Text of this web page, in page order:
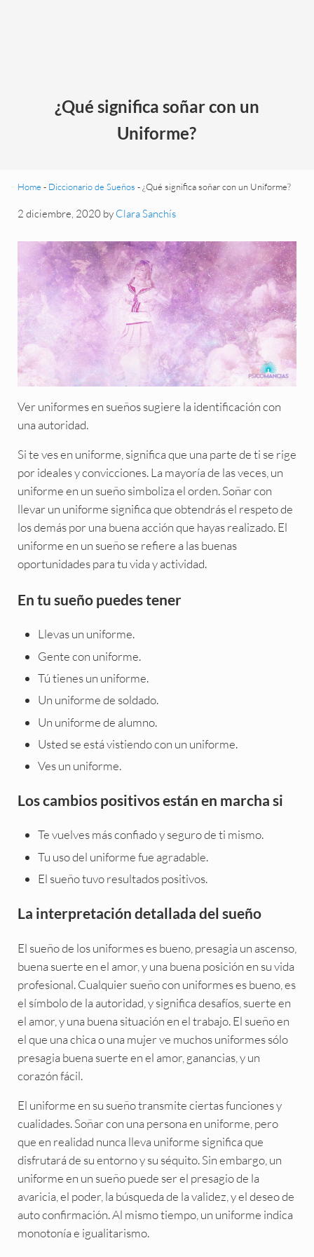
¿Qué significa soñar con un
Uniforme?
Home - Diccionario de Sueños -¿Qué significa soñar con un Uniforme?
2 diciembre, 2020 by Clara Sanchís
Ver uniformes en sueños sugiere la identificación con
una autoridad.
Si te ves en uniforme, significa que una parte de ti se rige
por ideales y convicciones. La mayoría de las veces, un
uniforme en un sueño simboliza el orden. Soñar con
llevar un uniforme significa que obtendrás el respeto de
los demás por una buena acción que hayas realizado. El
uniforme en un sueño se refiere a las buenas
oportunidades para tu vida y actividad.
En tu sueño puedes tener
Llevas un uniforme.
Gente con uniforme.
Tú tienes un uniforme.
Un uniforme de soldado.
Un uniforme de alumno.
Usted se está vistiendo con un uniforme.
Ves un uniforme.
Los cambios positivos están en marcha si
Te vuelves más confiado y seguro de ti mismo.
Tu uso del uniforme fue agradable.
El sueño tuvo resultados positivos.
La interpretación detallada del sueño
El sueño de los uniformes es bueno, presagia un ascenso,
buena suerte en el amor, y una buena posición en su vida
profesional. Cualquier sueño con uniformes es bueno, es
el símbolo de la autoridad, y significa desafíos, suerte en
el amor, y una buena situación en el trabajo. El sueño en
el que una chica o una mujer ve muchos uniformes sólo
presagia buena suerte en el amor, ganancias, y un
corazón fácil.
El uniforme en su sueño transmite ciertas funciones y
cualidades. Soñar con una persona en uniforme, pero
que en realidad nunca lleva uniforme significa que
disfrutará de su entorno y su séquito. Sin embargo, un
uniforme en un sueño puede ser el presagio de la
avaricia, el poder, la búsqueda de la validez, y el deseo de
auto confirmación. Al mismo tiempo, un uniforme indica
monotonía e igualitarismo.